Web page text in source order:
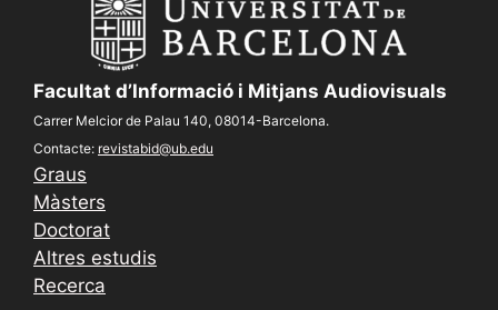
Facultat d’Informació i Mitjans Audiovisuals
Carrer Melcior de Palau 140, 08014-Barcelona.
Contacte: revistabid@ub.edu
Graus
Màsters
Doctorat
Altres estudis
Recerca